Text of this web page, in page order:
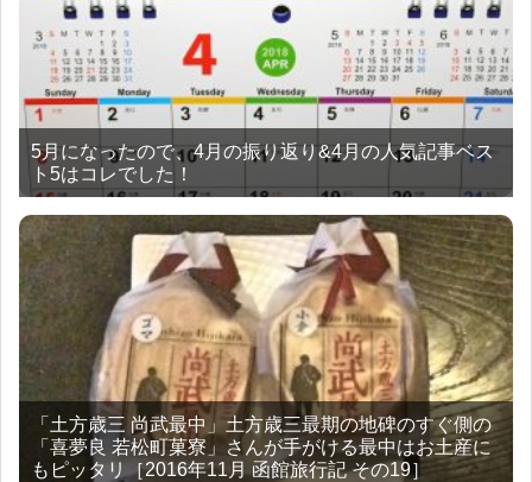
5月になったので、4月の振り返り&4月の人気記事ベス
ト5はコレでした！
「土方歳三 尚武最中」土方歳三最期の地碑のすぐ側の
「喜夢良 若松町菓寮」さんが手がける最中はお土産に
もピッタリ［2016年11月 函館旅行記 その19］